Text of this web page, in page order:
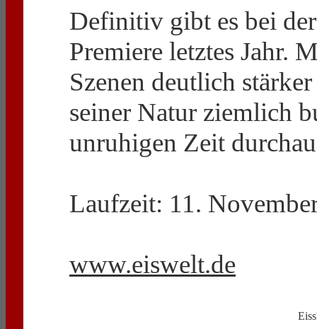
Definitiv gibt es bei
Premiere letztes Jahr.
Szenen deutlich
seiner Natur ziemlich
unruhigen Zeit
Laufzeit: 11.
www.eiswelt.de